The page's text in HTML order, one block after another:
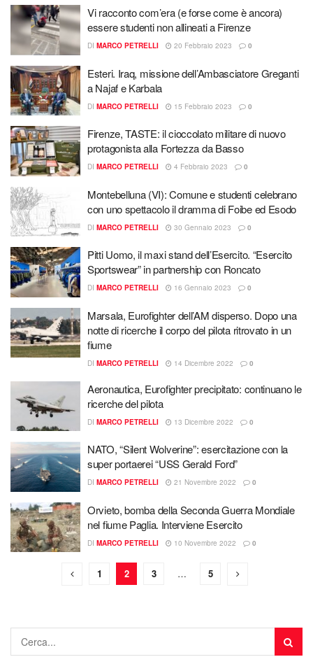
Vi racconto com’era (e forse come è ancora)
essere studenti non allineati a Firenze
DI MARCO PETRELLI 20 Febbraio 2023 0
Esteri. Iraq, missione dell’Ambasciatore Greganti
a Najaf e Karbala
DI MARCO PETRELLI 15 Febbraio 2023 0
Firenze, TASTE: il cioccolato militare di nuovo
protagonista alla Fortezza da Basso
DI MARCO PETRELLI 4 Febbraio 2023 0
Montebelluna (VI): Comune e studenti celebrano
con uno spettacolo il dramma di Foibe ed Esodo
DI MARCO PETRELLI 30 Gennaio 2023 0
Pitti Uomo, il maxi stand dell’Esercito. “Esercito
Sportswear” in partnership con Roncato
DI MARCO PETRELLI 16 Gennaio 2023 0
Marsala, Eurofighter dell’AM disperso. Dopo una
notte di ricerche il corpo del pilota ritrovato in un
fiume
DI MARCO PETRELLI 14 Dicembre 2022 0
Aeronautica, Eurofighter precipitato: continuano le
ricerche del pilota
DI MARCO PETRELLI 13 Dicembre 2022 0
NATO, “Silent Wolverine”: esercitazione con la
super portaerei “USS Gerald Ford”
DI MARCO PETRELLI 21 Novembre 2022 0
Orvieto, bomba della Seconda Guerra Mondiale
nel fiume Paglia. Interviene Esercito
DI MARCO PETRELLI 10 Novembre 2022 0
1 2 3 … 5